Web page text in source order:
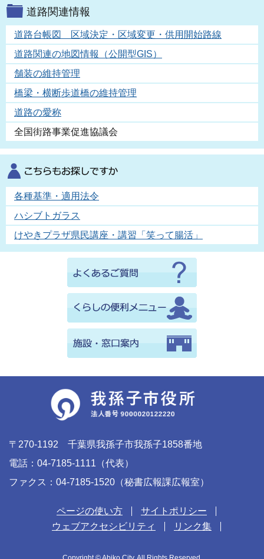
道路関連情報
道路台帳図 区域決定・区域変更・供用開始路線
道路関連の地図情報（公開型GIS）
舗装の維持管理
橋梁・横断歩道橋の維持管理
道路の愛称
全国街路事業促進協議会
各種基準・適用法令
ハシブトガラス
けやきプラザ県民講座・講習「笑って腸活」
〒270-1192 千葉県我孫子市我孫子1858番地
電話：04-7185-1111（代表）
ファクス：04-7185-1520（秘書広報課広報室）
ページの使い方
サイトポリシー
ウェブアクセシビリティ
リンク集